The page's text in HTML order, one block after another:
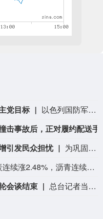
党目标
以色列国防军6日发表声明说，以军在过去24小时内对黎巴嫩南部的真主党目标实施了打击。声明称，以军打击目标包括黎南部多个地区的真主党基础设施、武器储存设施和军事指挥中心等。声明说，5日，一名以军预备役少校和一名预备役军士长在黎南部地区一起爆炸事件中死亡，另有4名以军士兵受重伤。以军过去24小时对黎南部真主党目标的打击是对该事件的回应。声明还说，以军部队目前仍根据相关协议部署在黎南部“安全区”，并将继续采取行动，消除针对以色列平民和以军士兵的威胁。（新华社）
引发民众担忧
为巩固人工智能领域竞争优势，美国政商界持续加码各地数据中心的新建和扩建项目。但支撑AI算力的海量服务器，不仅耗电，还会耗费大量的水资源，尤其是大量新增数据中心偏偏选址在缺水区域，引发美国民众的质疑与反对。（CCTV国际时讯）
焦炭连续涨2.48%，沥青连续涨2.26%，乙二醇连续涨1.92%，豆一连续涨1.76%，PTA连续涨1.55%。
会谈结束 总台记者当地时间8月6日获悉，黎巴嫩与以色列第七轮会谈结束。在意大利罗马举行的黎以谈判6日进入第三天。此前，双方已在美国驻意大利大使馆进行了为期两天的密集磋商。（央视新闻）